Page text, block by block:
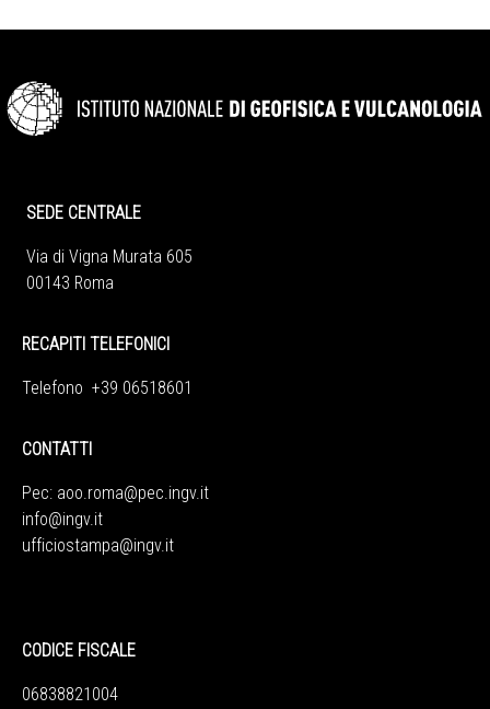
SEDE CENTRALE
Via di Vigna Murata 605
00143 Roma
RECAPITI TELEFONICI
Telefono +39 06518601
CONTATTI
Pec: aoo.roma@pec.ingv.it
info@ingv.it
ufficiostampa@ingv.it
CODICE FISCALE
06838821004